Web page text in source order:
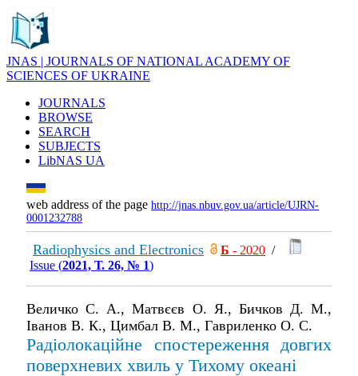
JNAS | JOURNALS OF NATIONAL ACADEMY OF
SCIENCES OF UKRAINE
JOURNALS
BROWSE
SEARCH
SUBJECTS
LibNAS UA
web address of the page http://jnas.nbuv.gov.ua/article/UJRN-
0001232788
Radiophysics and Electronics Б - 2020 /
Issue (2021, Т. 26, № 1)
Величко С. А., Матвєєв О. Я., Бичков Д. М.,
Іванов В. К., Цимбал В. М., Гавриленко О. С.
Радіолокаційне спостереження довгих
поверхневих хвиль у Тихому океані